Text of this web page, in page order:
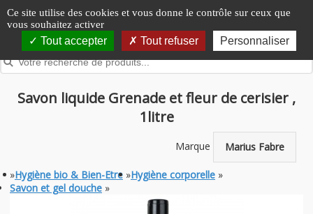
Panneau de gestion des cookies
Ce site utilise des cookies et vous donne le contrôle sur ceux que
vous souhaitez activer
Tout accepter Tout refuser Personnaliser
Savon liquide Grenade et fleur de cerisier ,
1litre
Marque Marius Fabre
»Hygiène bio & Bien-Etre »Hygiène corporelle »
Savon et gel douche »